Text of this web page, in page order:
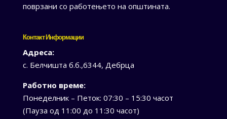
поврзани со работењето на општината.
Контакт Информации
Адреса:
с. Белчишта б.б.,6344, Дебрца
Работно време:
Понеделник – Петок: 07:30 – 15:30 часот
(Пауза од 11:00 до 11:30 часот)